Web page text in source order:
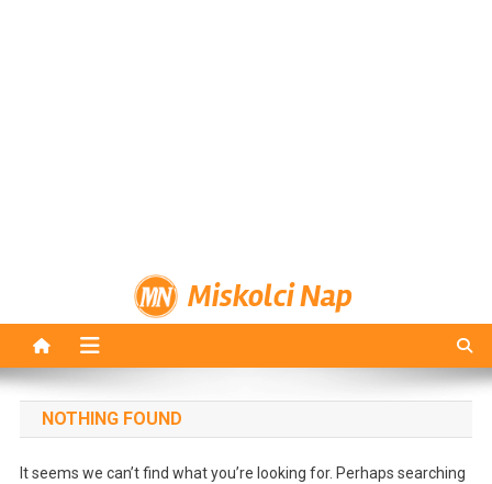
Miskolci Nap
NOTHING FOUND
It seems we can’t find what you’re looking for. Perhaps searching